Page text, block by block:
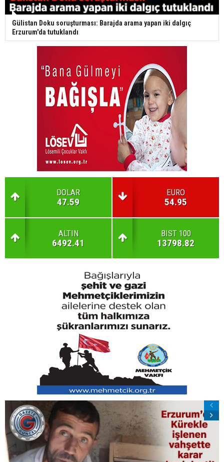
Gülistan Doku soruşturması: Barajda arama yapan iki dalgıç
Erzurum'da tutuklandı
DOLAR
47.59
EURO
54.95
ALTIN
6492.41
BIST 100
13798.82